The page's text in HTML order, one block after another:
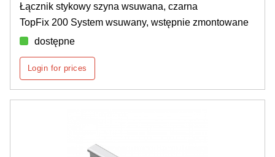
Łącznik stykowy szyna wsuwana, czarna
TopFix 200 System wsuwany, wstępnie zmontowane
dostępne
Login for prices